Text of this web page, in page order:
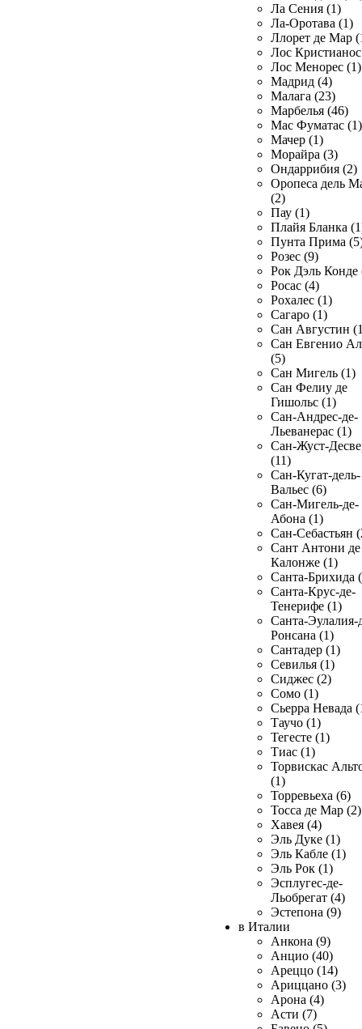
Ла Сения (1)
Ла-Оротава (1)
Ллорет де Мар
Лос
Лос Менорес (1)
Мадрид (4)
Малага (23)
Марбелья (46)
Мас Фуматас (1)
Мачер (1)
Морайра (3)
Ондаррибия (2)
Оропеса дель
(2)
Пау (1)
Плайя Бланка
Пунта Прима
Розес (9)
Рок Дэль Конде
Росас (4)
Рохалес (1)
Сагаро (1)
Сан Августин
Сан Евгенио
(5)
Сан Мигель (1)
Сан Фелиу де
Гишольс (1)
Сан-Андрес-де-
Льеванерас (1)
Сан-Жуст-
(11)
Сан-Кугат-дель-
Вальес (6)
Сан-Мигель-де-
Абона (1)
Сан-Себастьян
Сант Антони де
Калонже (1)
Санта-Брихида
Санта-Крус-де-
Тенерифе (1)
Санта-Эулалия-
Ронсана (1)
Сантадер (1)
Севилья (1)
Сиджес (2)
Сомо (1)
Сьерра Невада
Таучо (1)
Тегесте (1)
Тиас (1)
Торвискас
(1)
Торревьеха (6)
Тосса де Мар (2)
Хавея (4)
Эль Дуке (1)
Эль Кабле (1)
Эль Рок (1)
Эсплугес-де-
Льобрегат (4)
Эстепона (9)
в Италии
Анкона (9)
Анцио (40)
Ареццо (14)
Ариццано (3)
Арона (4)
Асти (7)